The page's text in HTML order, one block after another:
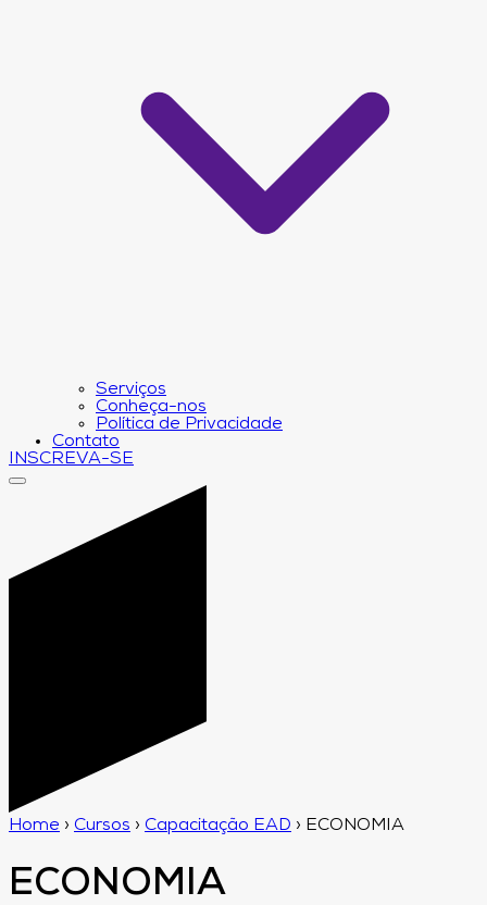
Serviços
Conheça-nos
Política de Privacidade
Contato
INSCREVA-SE
Home › Cursos › Capacitação EAD › ECONOMIA
ECONOMIA